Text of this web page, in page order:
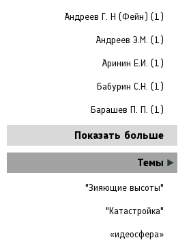
Андреев Г. Н (Фейн) (1)
Андреев Э.М. (1)
Аринин Е.И. (1)
Бабурин С.Н. (1)
Барашев П. П. (1)
Показать больше
Темы
"Зияющие высоты"
"Катастройка"
«идеосфера»